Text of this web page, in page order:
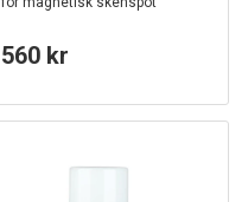
560 kr